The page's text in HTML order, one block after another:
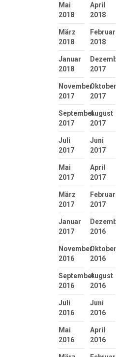
Mai
2018
April
2018
März
2018
Februar
2018
Januar
2018
2017
November
2017
Oktober
2017
September
2017
August
2017
Juli
2017
Juni
2017
Mai
2017
April
2017
März
2017
Februar
2017
Januar
2017
2016
November
2016
Oktober
2016
September
2016
August
2016
Juli
2016
Juni
2016
Mai
2016
April
2016